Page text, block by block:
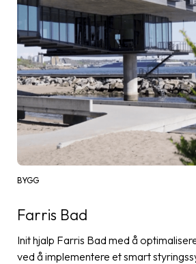
BYGG
Farris Bad
Init hjalp Farris Bad med å
ved å implementere et smart